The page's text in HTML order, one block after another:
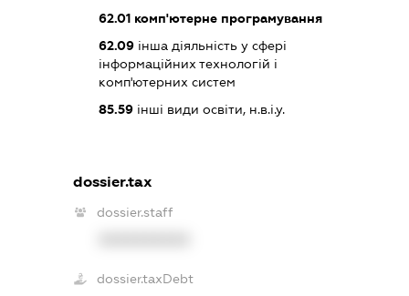
62.01 комп'ютерне програмування
62.09 інша діяльність у сфері
інформаційних технологій і
комп'ютерних систем
85.59 інші види освіти, н.в.і.у.
dossier.tax
dossier.staff
dossier.taxDebt